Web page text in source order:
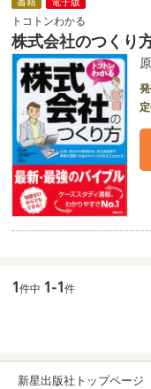
トコトンわかる
株式会社のつくり
1件中 1-1件
新星出版社トップページ